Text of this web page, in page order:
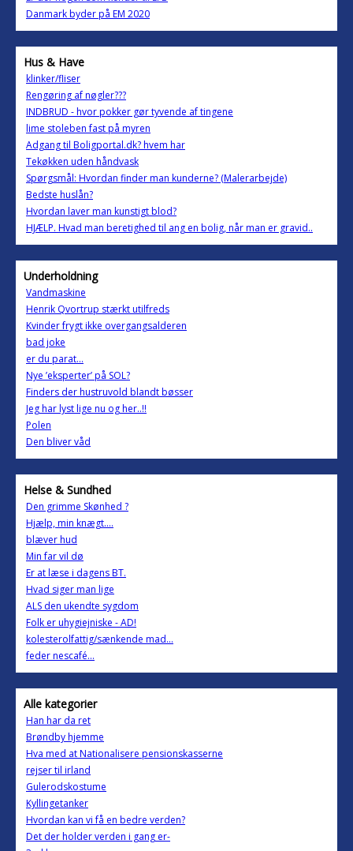
Danmark byder på EM 2020
Hus & Have
klinker/fliser
Rengøring af nøgler???
INDBRUD - hvor pokker gør tyvende af tingene
lime stoleben fast på myren
Adgang til Boligportal.dk? hvem har
Tekøkken uden håndvask
Spørgsmål: Hvordan finder man kunderne? (Malerarbejde)
Bedste huslån?
Hvordan laver man kunstigt blod?
HJÆLP. Hvad man beretighed til ang en bolig, når man er gravid..
Underholdning
Vandmaskine
Henrik Qvortrup stærkt utilfreds
Kvinder frygt ikke overgangsalderen
bad joke
er du parat...
Nye ’eksperter’ på SOL?
Finders der hustruvold blandt bøsser
Jeg har lyst lige nu og her..!!
Polen
Den bliver våd
Helse & Sundhed
Den grimme Skønhed ?
Hjælp, min knægt....
blæver hud
Min far vil dø
Er at læse i dagens BT.
Hvad siger man lige
ALS den ukendte sygdom
Folk er uhygiejniske - AD!
kolesterolfattig/sænkende mad...
feder nescafé...
Alle kategorier
Han har da ret
Brøndby hjemme
Hva med at Nationalisere pensionskasserne
rejser til irland
Gulerodskostume
Kyllingetanker
Hvordan kan vi få en bedre verden?
Det der holder verden i gang er-